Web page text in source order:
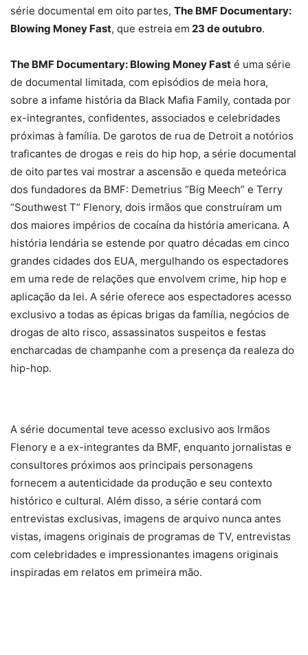
série documental em oito partes, The BMF Documentary:
Blowing Money Fast, que estreia em 23 de outubro.
The BMF Documentary: Blowing Money Fast é uma série
de documental limitada, com episódios de meia hora,
sobre a infame história da Black Mafia Family, contada por
ex-integrantes, confidentes, associados e celebridades
próximas à família. De garotos de rua de Detroit a notórios
traficantes de drogas e reis do hip hop, a série documental
de oito partes vai mostrar a ascensão e queda meteórica
dos fundadores da BMF: Demetrius “Big Meech” e Terry
“Southwest T” Flenory, dois irmãos que construíram um
dos maiores impérios de cocaína da história americana. A
história lendária se estende por quatro décadas em cinco
grandes cidades dos EUA, mergulhando os espectadores
em uma rede de relações que envolvem crime, hip hop e
aplicação da lei. A série oferece aos espectadores acesso
exclusivo a todas as épicas brigas da família, negócios de
drogas de alto risco, assassinatos suspeitos e festas
encharcadas de champanhe com a presença da realeza do
hip-hop.
A série documental teve acesso exclusivo aos Irmãos
Flenory e a ex-integrantes da BMF, enquanto jornalistas e
consultores próximos aos principais personagens
fornecem a autenticidade da produção e seu contexto
histórico e cultural. Além disso, a série contará com
entrevistas exclusivas, imagens de arquivo nunca antes
vistas, imagens originais de programas de TV, entrevistas
com celebridades e impressionantes imagens originais
inspiradas em relatos em primeira mão.